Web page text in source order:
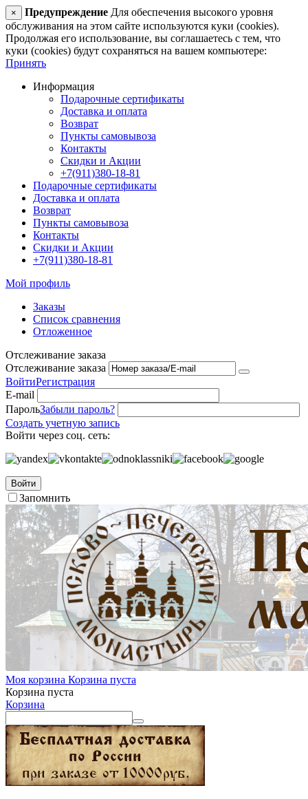
× Предупреждение Для обеспечения высокого уровня
обслуживания на этом сайте используются куки (cookies).
Продолжая его использование, вы соглашаетесь с тем, что
куки (cookies) будут сохраняться на вашем компьютере:
Принять
Информация
Подарочные сертификаты
Доставка и оплата
Возврат
Пункты самовывоза
Контакты
Скидки и Акции
+7(911)380-18-81
Подарочные сертификаты
Доставка и оплата
Возврат
Пункты самовывоза
Контакты
Скидки и Акции
+7(911)380-18-81
Мой профиль
Заказы
Список сравнения
Отложенное
Отслеживание заказа
Отслеживание заказа
ВойтиРегистрация
E-mail
ПарольЗабыли пароль?
Создать учетную запись
Войти через соц. сеть:
Войти
Запомнить
Моя корзина Корзина пуста
Корзина пуста
Корзина